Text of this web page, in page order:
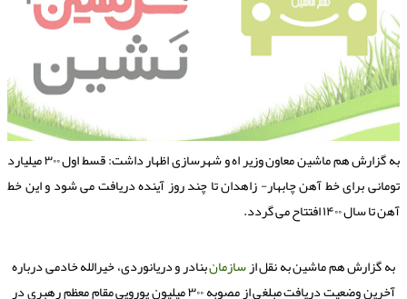
به گزارش هم ماشین معاون وزیر اه و شهرسازی اظهار داشت: قسط اول ۳۰۰ میلیارد
برای خط آهن چابهار- زاهدان تا چند روز آینده دریافت می شود و این خط
سال ۱۴۰۰ افتتاح می گردد.
به گزارش هم ماشین به نقل ازسازمانبنادر و دریانوردی، خیرالله خادمی درباره
آخرین وضعیت دریافت مبلغی از مصوبه ۳۰۰ میلیون یورویی مقام معظم رهبری در